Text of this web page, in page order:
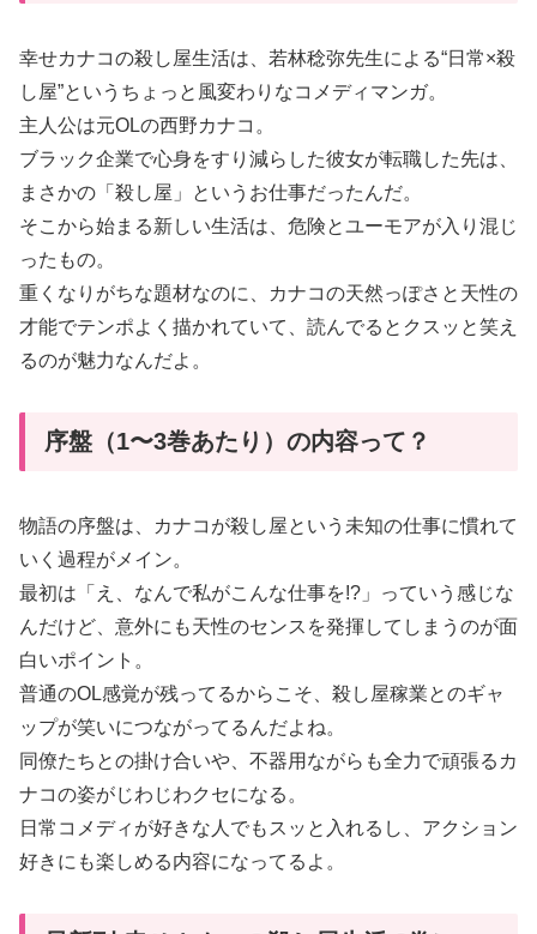
幸せカナコの殺し屋生活は、若林稔弥先生による“日常×殺
し屋”というちょっと風変わりなコメディマンガ。
主人公は元OLの西野カナコ。
ブラック企業で心身をすり減らした彼女が転職した先は、
まさかの「殺し屋」というお仕事だったんだ。
そこから始まる新しい生活は、危険とユーモアが入り混じ
ったもの。
重くなりがちな題材なのに、カナコの天然っぽさと天性の
才能でテンポよく描かれていて、読んでるとクスッと笑え
るのが魅力なんだよ。
序盤（1〜3巻あたり）の内容って？
物語の序盤は、カナコが殺し屋という未知の仕事に慣れて
いく過程がメイン。
最初は「え、なんで私がこんな仕事を!?」っていう感じな
んだけど、意外にも天性のセンスを発揮してしまうのが面
白いポイント。
普通のOL感覚が残ってるからこそ、殺し屋稼業とのギャ
ップが笑いにつながってるんだよね。
同僚たちとの掛け合いや、不器用ながらも全力で頑張るカ
ナコの姿がじわじわクセになる。
日常コメディが好きな人でもスッと入れるし、アクション
好きにも楽しめる内容になってるよ。